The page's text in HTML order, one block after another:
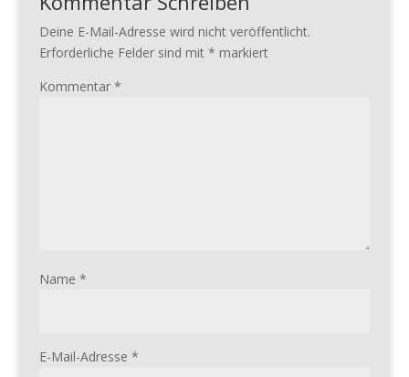
Deine E-Mail-Adresse wird nicht veröffentlicht.
Erforderliche Felder sind mit * markiert
Kommentar *
Name *
E-Mail-Adresse *